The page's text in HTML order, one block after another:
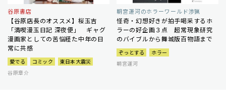
谷原書店
【谷原店長のオススメ】桜玉吉
「満喫漫玉日記 深夜便」 ギャグ
漫画家としての苦悩経た中年の日
常に共感
愛でる コミック
東日本大震災
谷原章介
朝宮運河のホラーワールド渉猟
怪奇・幻想好きが拍手喝采するホ
ラーの好企画３点 超常現象研究
のバイブルから舞城版百物語まで
ぞっとする
ホラー
朝宮運河